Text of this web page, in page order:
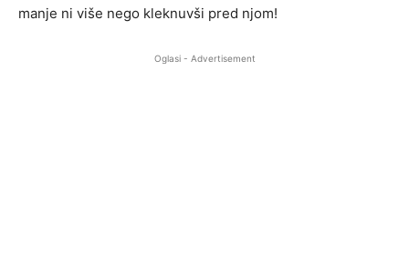
manje ni više nego kleknuvši pred njom!
Oglasi - Advertisement